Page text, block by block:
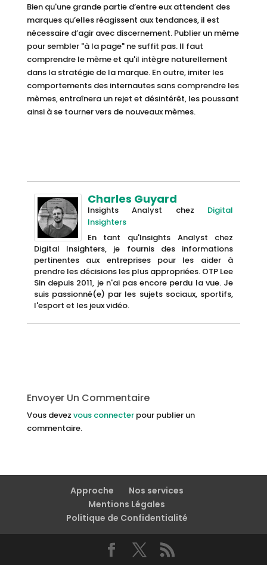
Bien qu'une grande partie d’entre eux attendent des
marques qu’elles réagissent aux tendances, il est
nécessaire d’agir avec discernement. Publier un mème
pour sembler "à la page" ne suffit pas. Il faut
comprendre le mème et qu'il intègre naturellement
dans la stratégie de la marque. En outre, imiter les
comportements des internautes sans comprendre les
mèmes, entraînera un rejet et désintérêt, les poussant
ainsi à se tourner vers de nouveaux mèmes.
Charles Guyard
Insights Analyst chez Digital
Insighters
En tant qu'Insights Analyst chez
Digital Insighters, je fournis des informations
pertinentes aux entreprises pour les aider à
prendre les décisions les plus appropriées. OTP Lee
Sin depuis 2011, je n'ai pas encore perdu la vue. Je
suis passionné(e) par les sujets sociaux, sportifs,
l'esport et les jeux vidéo.
Envoyer Un Commentaire
Vous devez vous connecterpour publier un
commentaire.
Approche
Nos services
Mentions Légales
Politique de Confidentialité